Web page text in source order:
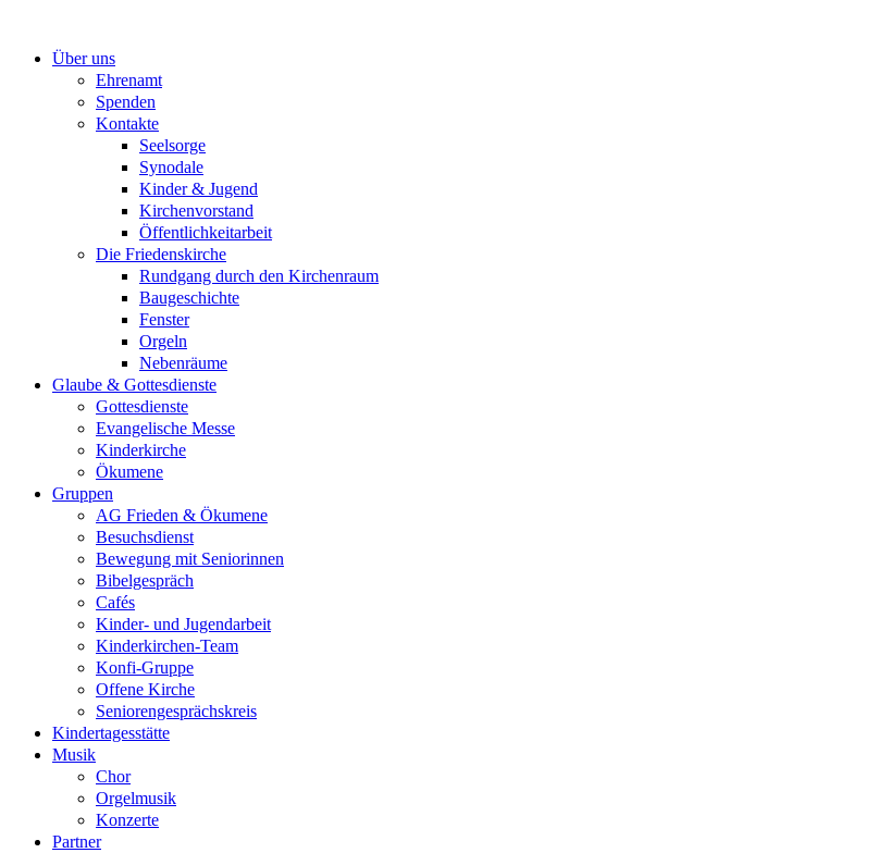
springenÜber uns
Ehrenamt
Spenden
Kontakte
Seelsorge
Synodale
Kinder & Jugend
Kirchenvorstand
Öffentlichkeitarbeit
Die Friedenskirche
Rundgang durch den Kirchenraum
Baugeschichte
Fenster
Orgeln
Nebenräume
Glaube & Gottesdienste
Gottesdienste
Evangelische Messe
Kinderkirche
Ökumene
Gruppen
AG Frieden & Ökumene
Besuchsdienst
Bewegung mit Seniorinnen
Bibelgespräch
Cafés
Kinder- und Jugendarbeit
Kinderkirchen-Team
Konfi-Gruppe
Offene Kirche
Seniorengesprächskreis
Kindertagesstätte
Musik
Chor
Orgelmusik
Konzerte
Partner